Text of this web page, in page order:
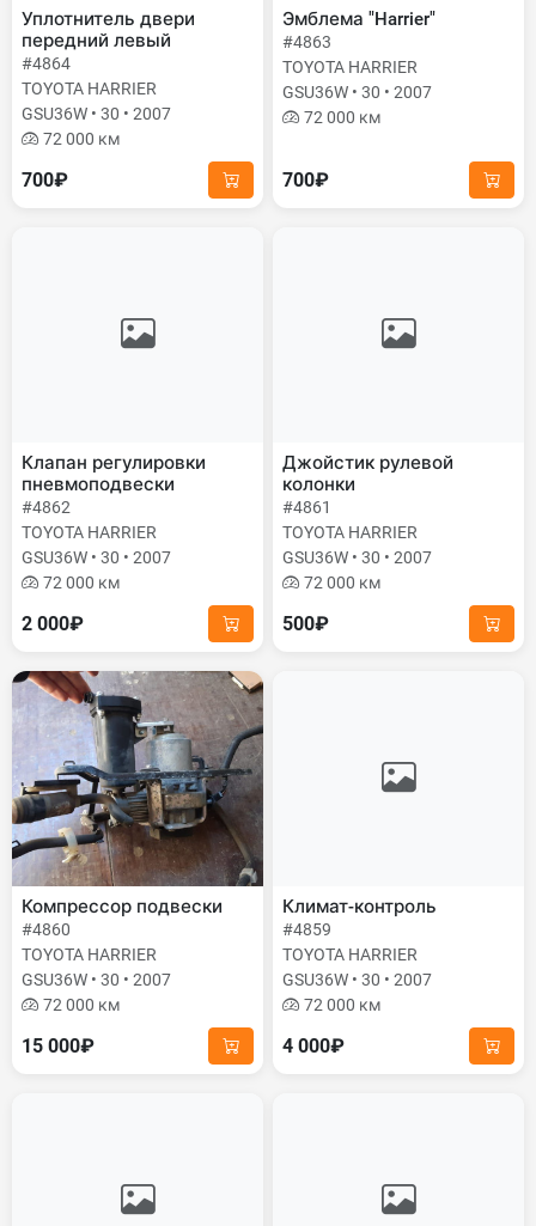
Уплотнитель двери
передний левый
#4864
TOYOTA HARRIER
GSU36W • 30 • 2007
72 000 км
700₽
Эмблема "Harrier"
#4863
TOYOTA HARRIER
GSU36W • 30 • 2007
72 000 км
700₽
Клапан регулировки
пневмоподвески
#4862
TOYOTA HARRIER
GSU36W • 30 • 2007
72 000 км
2 000₽
Джойстик рулевой
колонки
#4861
TOYOTA HARRIER
GSU36W • 30 • 2007
72 000 км
500₽
Компрессор подвески
#4860
TOYOTA HARRIER
GSU36W • 30 • 2007
72 000 км
15 000₽
Климат-контроль
#4859
TOYOTA HARRIER
GSU36W • 30 • 2007
72 000 км
4 000₽